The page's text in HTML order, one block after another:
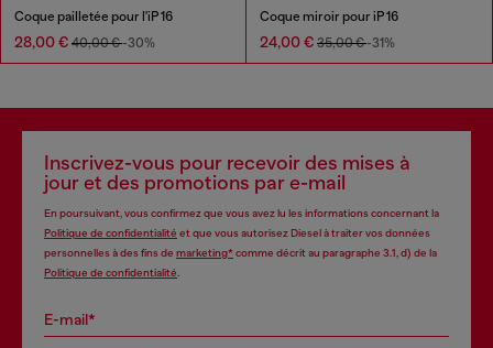
Coque pailletée pour l'iP 16
28,00 € 40,00 €-30%
Coque miroir pour iP 16
24,00 € 35,00 €-31%
Inscrivez-vous pour recevoir des mises à
jour et des promotions par e-mail
En poursuivant, vous confirmez que vous avez lu les informations concernant la
Politique de confidentialité et que vous autorisez Diesel à traiter vos données
personnelles à des fins de marketing*comme décrit au paragraphe 3.1, d) de la
Politique de confidentialité
E-mail*